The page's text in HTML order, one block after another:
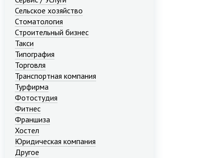
Сельское хозяйство
Стоматология
Строительный бизнес
Такси
Типография
Торговля
Транспортная компания
Турфирма
Фотостудия
Фитнес
Франшиза
Хостел
Юридическая компания
Другое